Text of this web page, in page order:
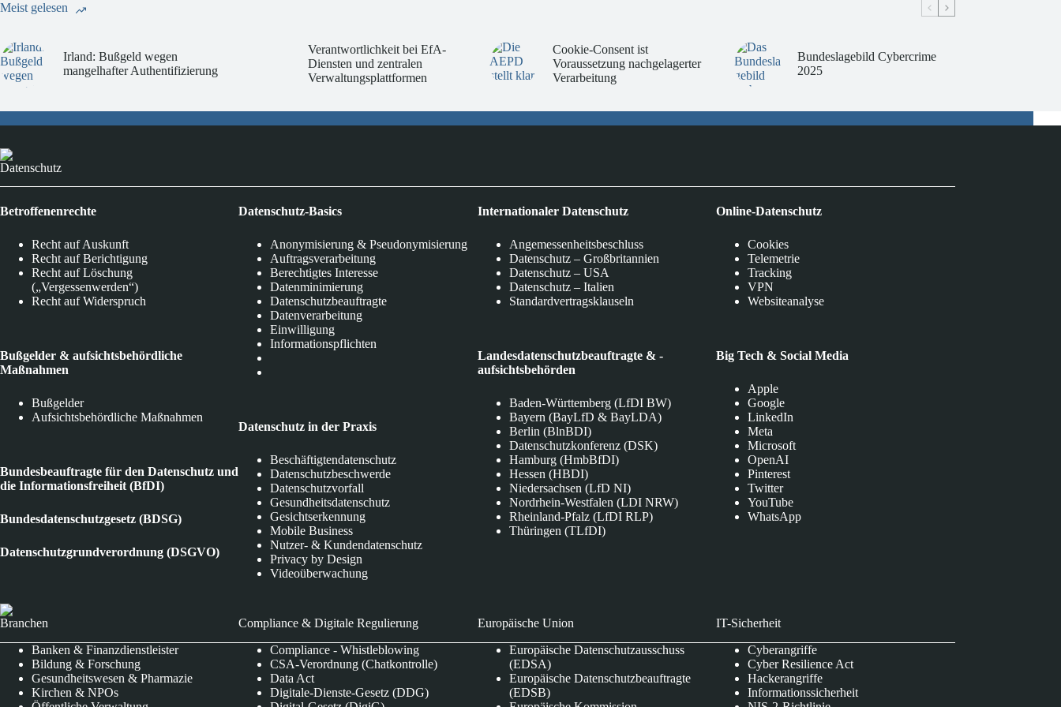
Meist gelesen
Irland: Bußgeld wegen
mangelhafter Authentifizierung
Verantwortlichkeit bei EfA-
Diensten und zentralen
Verwaltungsplattformen
Cookie-Consent ist
Voraussetzung nachgelagerter
Verarbeitung
Bundeslagebild Cybercrime
2025
Datenschutz
Betroffenenrechte
Recht auf Auskunft
Recht auf Berichtigung
Recht auf Löschung
(„Vergessenwerden“)
Recht auf Widerspruch
Bußgelder & aufsichtsbehördliche
Maßnahmen
Bußgelder
Aufsichtsbehördliche Maßnahmen
Bundesbeauftragte für den Datenschutz und
die Informationsfreiheit (BfDI)
Bundesdatenschutzgesetz (BDSG)
Datenschutzgrundverordnung (DSGVO)
Datenschutz-Basics
Anonymisierung & Pseudonymisierung
Auftragsverarbeitung
Berechtigtes Interesse
Datenminimierung
Datenschutzbeauftragte
Datenverarbeitung
Einwilligung
Informationspflichten
Datenschutz in der Praxis
Beschäftigtendatenschutz
Datenschutzbeschwerde
Datenschutzvorfall
Gesundheitsdatenschutz
Gesichtserkennung
Mobile Business
Nutzer- & Kundendatenschutz
Privacy by Design
Videoüberwachung
Internationaler Datenschutz
Angemessenheitsbeschluss
Datenschutz – Großbritannien
Datenschutz – USA
Datenschutz – Italien
Standardvertragsklauseln
Landesdatenschutzbeauftragte & -
aufsichtsbehörden
Baden-Württemberg (LfDI BW)
Bayern (BayLfD & BayLDA)
Berlin (BlnBDI)
Datenschutzkonferenz (DSK)
Hamburg (HmbBfDI)
Hessen (HBDI)
Niedersachsen (LfD NI)
Nordrhein-Westfalen (LDI NRW)
Rheinland-Pfalz (LfDI RLP)
Thüringen (TLfDI)
Online-Datenschutz
Cookies
Telemetrie
Tracking
VPN
Websiteanalyse
Big Tech & Social Media
Apple
Google
LinkedIn
Meta
Microsoft
OpenAI
Pinterest
Twitter
YouTube
WhatsApp
Branchen
Banken & Finanzdienstleister
Bildung & Forschung
Gesundheitswesen & Pharmazie
Kirchen & NPOs
Compliance & Digitale Regulierung
Compliance - Whistleblowing
CSA-Verordnung (Chatkontrolle)
Data Act
Digitale-Dienste-Gesetz (DDG)
Europäische Union
Europäische Datenschutzausschuss
(EDSA)
Europäische Datenschutzbeauftragte
(EDSB)
IT-Sicherheit
Cyberangriffe
Cyber Resilience Act
Hackerangriffe
Informationssicherheit